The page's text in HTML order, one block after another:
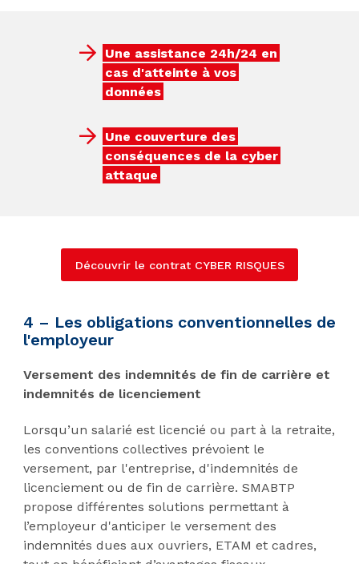
Une assistance 24h/24 en
cas d'atteinte à vos
données
Une couverture des
conséquences de la cyber
attaque
Découvrir le contrat CYBER RISQUES
4 – Les obligations conventionnelles de
l'employeur
Versement des indemnités de fin de carrière et
indemnités de licenciement
Lorsqu’un salarié est licencié ou part à la retraite,
les conventions collectives prévoient le
versement, par l'entreprise, d'indemnités de
licenciement ou de fin de carrière. SMABTP
propose différentes solutions permettant à
l’employeur d'anticiper le versement des
indemnités dues aux ouvriers, ETAM et cadres,